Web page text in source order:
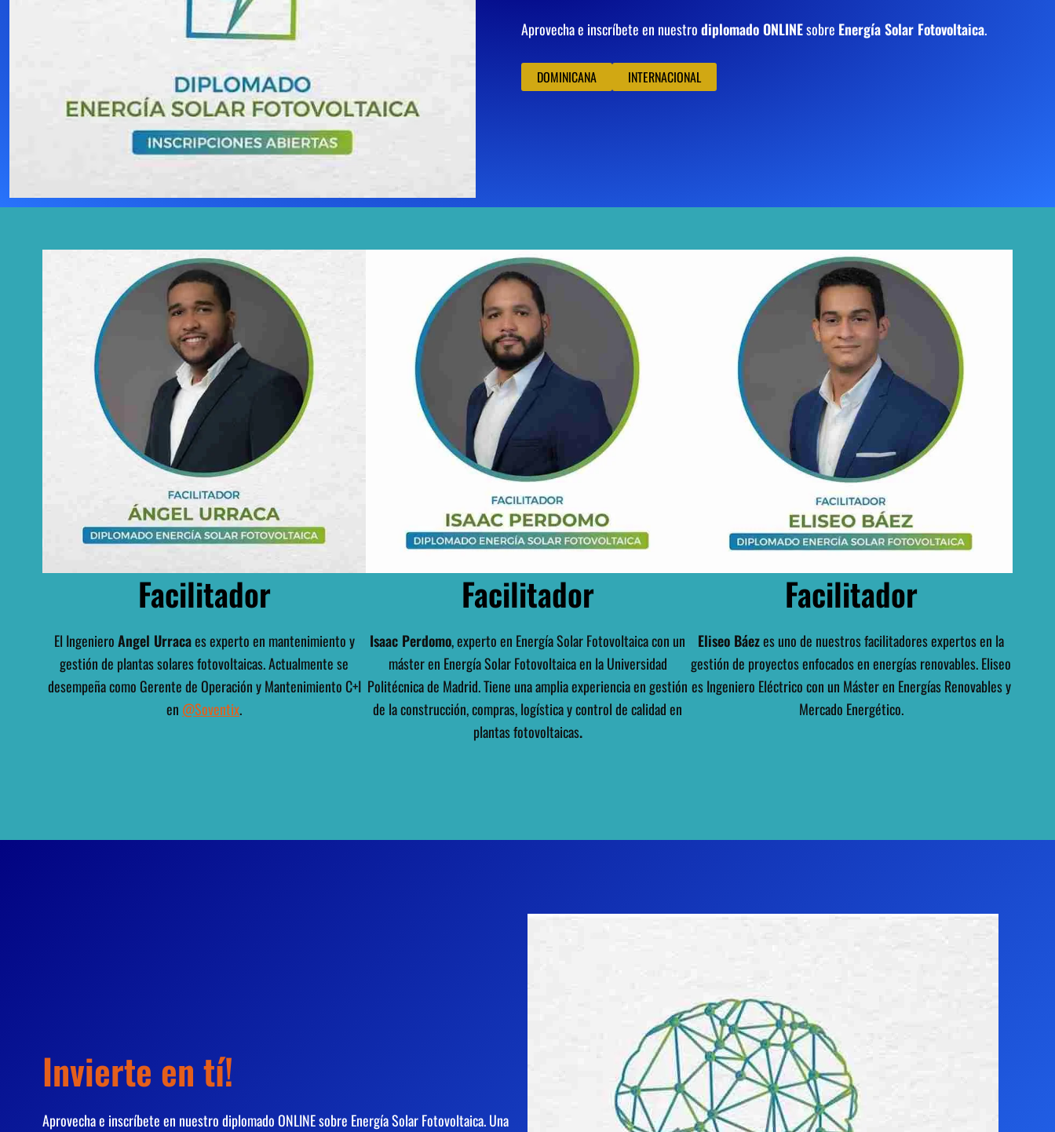
Aprovecha e inscríbete en nuestrodiplomado ONLINEsobre Energía Solar Fotovoltaica.
DOMINICANA INTERNACIONAL
Facilitador
El IngenieroAngel Urracaes experto en mantenimiento y
gestión de plantas solares fotovoltaicas. Actualmente se
desempeña como Gerente de Operación y Mantenimiento C+I
en @Soventix.
Facilitador
Isaac Perdomo, experto en Energía Solar Fotovoltaica con un
máster en Energía Solar Fotovoltaica en la Universidad
Politécnica de Madrid. Tiene una amplia experiencia en gestión
de la construcción, compras, logística y control de calidad en
plantas fotovoltaicas.
Facilitador
Eliseo Báezes uno de nuestros facilitadores expertos en la
gestión de proyectos enfocados en energías renovables. Eliseo
es Ingeniero Eléctrico con un Máster en Energías Renovables y
Mercado Energético.
Invierte en tí!
Aprovecha e inscríbete en nuestro diplomado ONLINE sobre Energía Solar Fotovoltaica. Una